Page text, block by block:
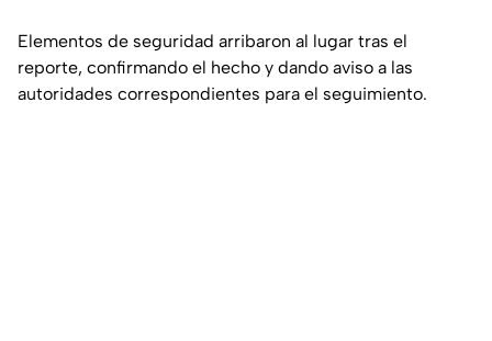
Elementos de seguridad arribaron al lugar tras el
reporte, confirmando el hecho y dando aviso a las
autoridades correspondientes para el seguimiento.